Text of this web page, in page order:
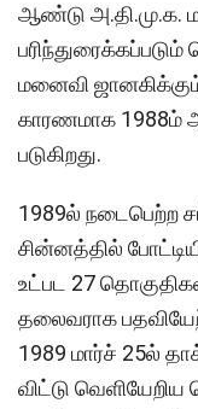
ஆண்டு அ.தி.மு.க.
மனைவி
காரணமாக 1988ம்
படுகிறது.
1989ல் நடைபெற்ற
சின்னத்தில்
உட்பட 27
தலைவராக
1989 மார்ச் 25ல்
விட்டு